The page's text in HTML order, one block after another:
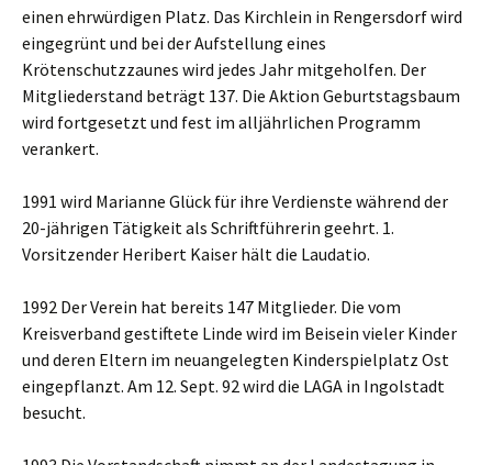
einen ehrwürdigen Platz. Das Kirchlein in Rengersdorf wird
eingegrünt und bei der Aufstellung eines
Krötenschutzzaunes wird jedes Jahr mitgeholfen. Der
Mitgliederstand beträgt 137. Die Aktion Geburtstagsbaum
wird fortgesetzt und fest im alljährlichen Programm
verankert.
1991 wird Marianne Glück für ihre Verdienste während der
20-jährigen Tätigkeit als Schriftführerin geehrt. 1.
Vorsitzender Heribert Kaiser hält die Laudatio.
1992 Der Verein hat bereits 147 Mitglieder. Die vom
Kreisverband gestiftete Linde wird im Beisein vieler Kinder
und deren Eltern im neuangelegten Kinderspielplatz Ost
eingepflanzt. Am 12. Sept. 92 wird die LAGA in Ingolstadt
besucht.